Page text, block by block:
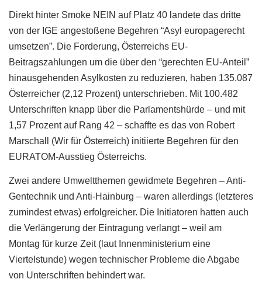
Direkt hinter Smoke NEIN auf Platz 40 landete das dritte
von der IGE angestoßene Begehren “Asyl europagerecht
umsetzen”. Die Forderung, Österreichs EU-
Beitragszahlungen um die über den “gerechten EU-Anteil”
hinausgehenden Asylkosten zu reduzieren, haben 135.087
Österreicher (2,12 Prozent) unterschrieben. Mit 100.482
Unterschriften knapp über die Parlamentshürde – und mit
1,57 Prozent auf Rang 42 – schaffte es das von Robert
Marschall (Wir für Österreich) initiierte Begehren für den
EURATOM-Ausstieg Österreichs.
Zwei andere Umweltthemen gewidmete Begehren – Anti-
Gentechnik und Anti-Hainburg – waren allerdings (letzteres
zumindest etwas) erfolgreicher. Die Initiatoren hatten auch
die Verlängerung der Eintragung verlangt – weil am
Montag für kurze Zeit (laut Innenministerium eine
Viertelstunde) wegen technischer Probleme die Abgabe
von Unterschriften behindert war.